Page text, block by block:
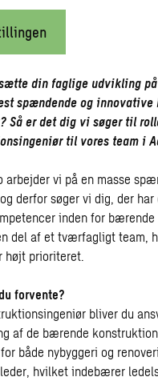
din faglige udvikling
spændende og innovative
Så er det dig vi søger til
til vores team i
arbejder vi på en masse
derfor søger vi dig, der har
inden for bærende
del af et tværfagligt team,
højt prioriteret.
forvente?
bliver du
af de bærende
både nybyggeri og
hvilket indebærer